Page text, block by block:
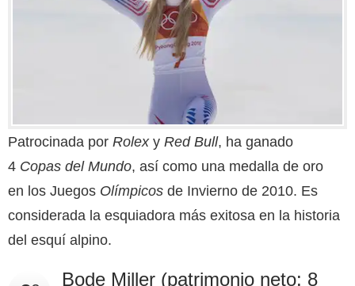
Patrocinada por Rolexy Red Bull, ha ganado
4 Copas del Mundo, así como una medalla de oro
en los Juegos Olímpicos de Invierno de 2010. Es
considerada la esquiadora más exitosa en la historia
del esquí alpino.
Bode Miller (patrimonio neto: 8